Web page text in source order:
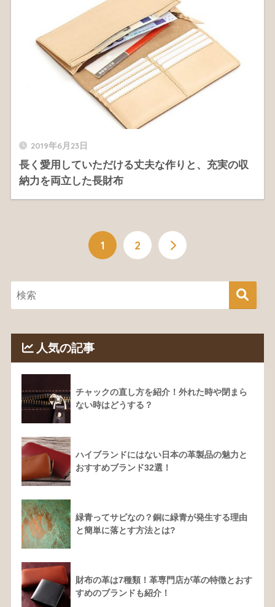
2019年6月23日
長く愛用していただける丈夫な作りと、充実の収
納力を両立した長財布
1 2
人気の記事
チャックの直し方を紹介！外れた時や閉まら
ない時はどうする？
ハイブランドにはない日本の革製品の魅力と
おすすめブランド32選！
緑青ってサビなの？銅に緑青が発生する理由
と簡単に落とす方法とは?
財布の革は7種類！革専門店が革の特徴とおす
すめのブランドも紹介！